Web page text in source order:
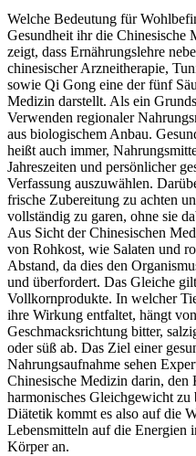
Welche Bedeutung für
Gesundheit ihr die Chinesische
zeigt, dass Ernährungslehre
chinesischer Arzneitherapie,
sowie Qi Gong eine der fünf
Medizin darstellt. Als ein
Verwenden regionaler
aus biologischem Anbau.
heißt auch immer,
Jahreszeiten und persönlicher
Verfassung auszuwählen.
frische Zubereitung zu achten
vollständig zu garen, ohne sie
Aus Sicht der Chinesischen
von Rohkost, wie Salaten und
Abstand, da dies den
und überfordert. Das Gleiche
Vollkornprodukte. In welcher
ihre Wirkung entfaltet, hängt
Geschmacksrichtung bitter,
oder süß ab. Das Ziel einer
Nahrungsaufnahme sehen
Chinesische Medizin darin, den
harmonisches Gleichgewicht zu
Diätetik kommt es also auf die
Lebensmitteln auf die Energien
Körper an.